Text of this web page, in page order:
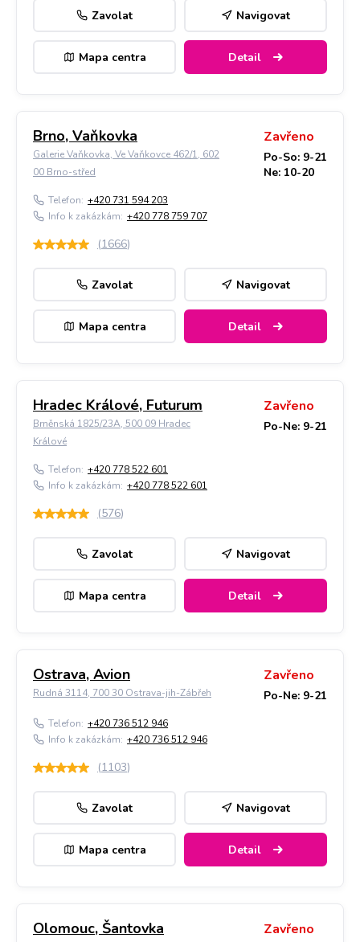
Zavolat Navigovat
Mapa centra Detail
Brno, Vaňkovka
Galerie Vaňkovka, Ve Vaňkovce 462/1, 602
00 Brno-střed
Zavřeno
Po-So: 9-21
Ne: 10-20
Telefon: +420 731 594 203
Info k zakázkám: +420 778 759 707
(1666)
Zavolat Navigovat
Mapa centra Detail
Hradec Králové, Futurum
Brněnská 1825/23A, 500 09 Hradec
Králové
Zavřeno
Po-Ne: 9-21
Telefon: +420 778 522 601
Info k zakázkám: +420 778 522 601
(576)
Zavolat Navigovat
Mapa centra Detail
Ostrava, Avion
Rudná 3114, 700 30 Ostrava-jih-Zábřeh
Zavřeno
Po-Ne: 9-21
Telefon: +420 736 512 946
Info k zakázkám: +420 736 512 946
(1103)
Zavolat Navigovat
Mapa centra Detail
Olomouc, Šantovka Zavřeno